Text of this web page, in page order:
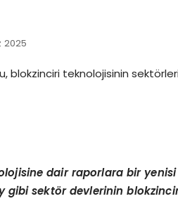
2025
dair raporlara bir yenisi
gibi sektör devlerinin